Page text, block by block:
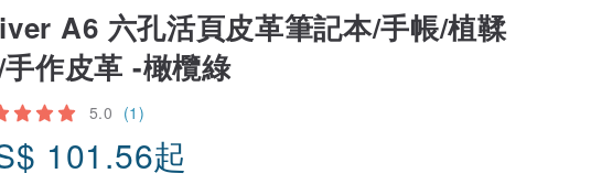
A6 六孔活頁皮革筆記本/手帳/植鞣
作皮革 -橄欖綠
5.0 (1)
101.56起